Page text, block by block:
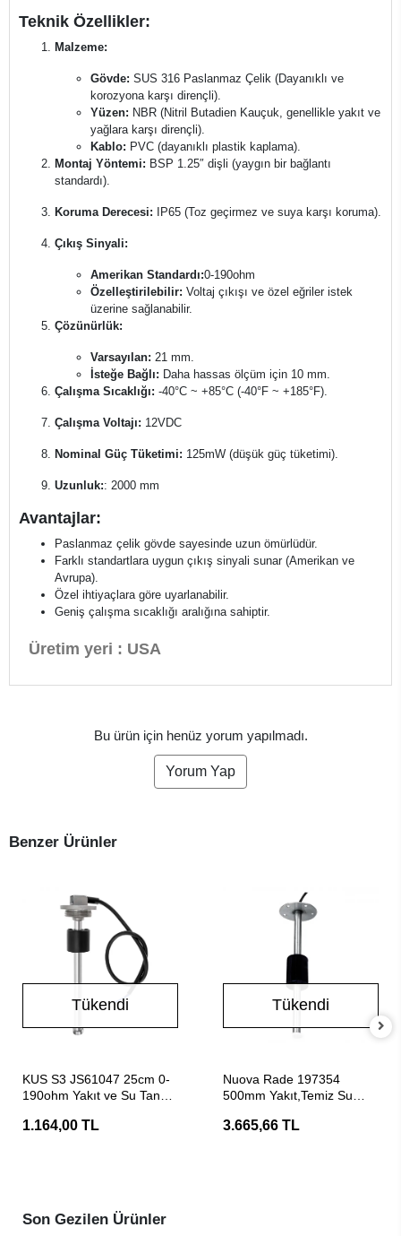
Teknik Özellikler:
Malzeme:
Gövde: SUS 316 Paslanmaz Çelik (Dayanıklı ve
korozyona karşı dirençli).
Yüzen: NBR (Nitril Butadien Kauçuk, genellikle yakıt ve
yağlara karşı dirençli).
Kablo: PVC (dayanıklı plastik kaplama).
Montaj Yöntemi: BSP 1.25″ dişli (yaygın bir bağlantı
standardı).
Koruma Derecesi: IP65 (Toz geçirmez ve suya karşı koruma).
Çıkış Sinyali:
Amerikan Standardı:0-190ohm
Özelleştirilebilir: Voltaj çıkışı ve özel eğriler istek
üzerine sağlanabilir.
Çözünürlük:
Varsayılan: 21 mm.
İsteğe Bağlı: Daha hassas ölçüm için 10 mm.
Çalışma Sıcaklığı: -40°C ~ +85°C (-40°F ~ +185°F).
Çalışma Voltajı: 12VDC
Nominal Güç Tüketimi: 125mW (düşük güç tüketimi).
Uzunluk:: 2000 mm
Avantajlar:
Paslanmaz çelik gövde sayesinde uzun ömürlüdür.
Farklı standartlara uygun çıkış sinyali sunar (Amerikan ve
Avrupa).
Özel ihtiyaçlara göre uyarlanabilir.
Geniş çalışma sıcaklığı aralığına sahiptir.
Üretim yeri : USA
Bu ürün için henüz yorum yapılmadı.
Yorum Yap
Benzer Ürünler
Tükendi
KUS S3 JS61047 25cm 0-
190ohm Yakıt ve Su Tankı
1.164,00 TL
Tükendi
Nuova Rade 197354
500mm Yakıt,Temiz Su
Şamandırası
3.665,66 TL
Son Gezilen Ürünler